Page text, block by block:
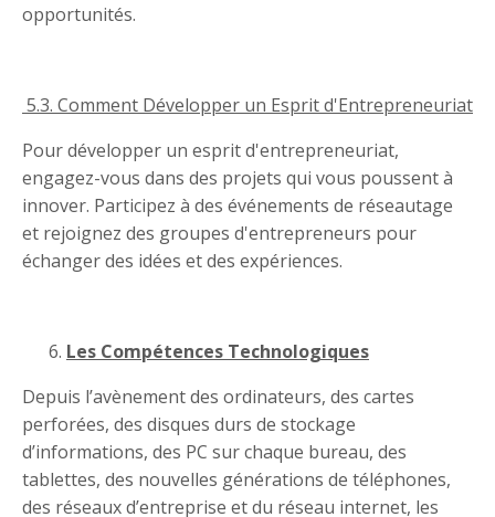
opportunités.
5.3. Comment Développer un Esprit d'Entrepreneuriat
Pour développer un esprit d'entrepreneuriat,
engagez-vous dans des projets qui vous poussent à
innover. Participez à des événements de réseautage
et rejoignez des groupes d'entrepreneurs pour
échanger des idées et des expériences.
Les Compétences Technologiques
Depuis l’avènement des ordinateurs, des cartes
perforées, des disques durs de stockage
d’informations, des PC sur chaque bureau, des
tablettes, des nouvelles générations de téléphones,
des réseaux d’entreprise et du réseau internet, les